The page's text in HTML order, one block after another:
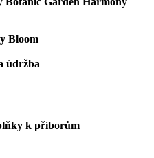
Bloom
údržba
k příborům